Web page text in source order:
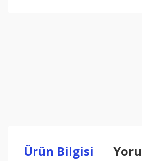
Ürün Bilgisi